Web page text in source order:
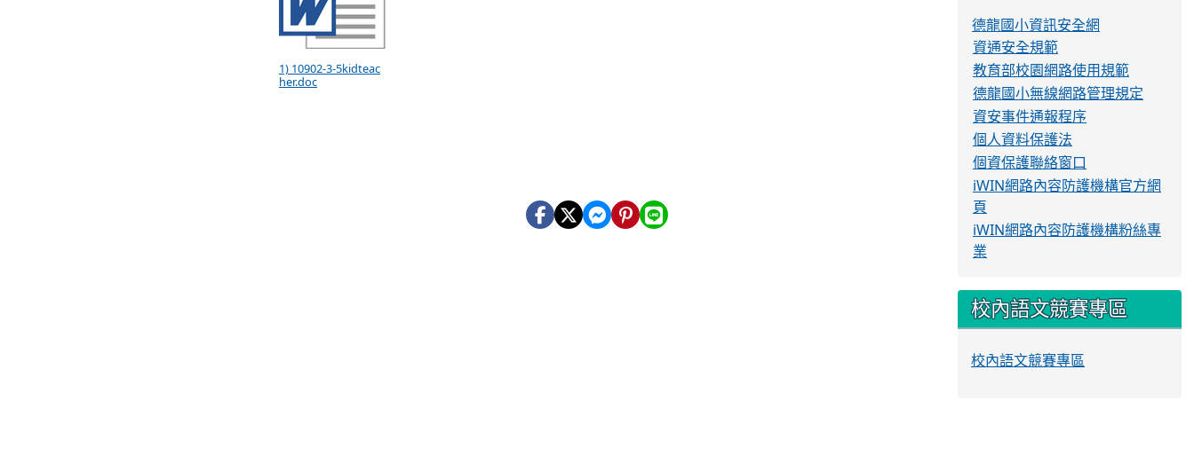
1) 10902-3-5kidteac
her.doc
德龍國小資訊安全網
資通安全規範
教育部校園網路使用規範
德龍國小無線網路管理規定
資安事件通報程序
個人資料保護法
個資保護聯絡窗口
iWIN網路內容防護機構官方網
頁
iWIN網路內容防護機構粉絲專
業
校內語文競賽專區
校內語文競賽專區